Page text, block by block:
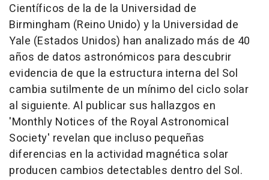
Científicos de la de la Universidad de
Birmingham (Reino Unido) y la Universidad de
Yale (Estados Unidos) han analizado más de 40
años de datos astronómicos para descubrir
evidencia de que la estructura interna del Sol
cambia sutilmente de un mínimo del ciclo solar
al siguiente. Al publicar sus hallazgos en
'Monthly Notices of the Royal Astronomical
Society' revelan que incluso pequeñas
diferencias en la actividad magnética solar
producen cambios detectables dentro del Sol.